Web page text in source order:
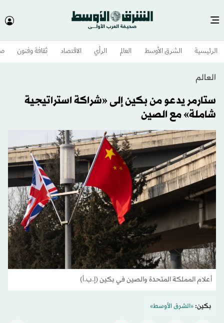
الرئيسية الشرق الأوسط​ العالم الرأي الاقتصاد ثقافة وفنون
العالم
ستارمر يدعو من بكين إلى «شراكة استراتيجية
شاملة» مع الصين
أعلام المملكة المتحدة والصين في بكين (إ.ب.أ)
بكين:«الشرق الأوسط»